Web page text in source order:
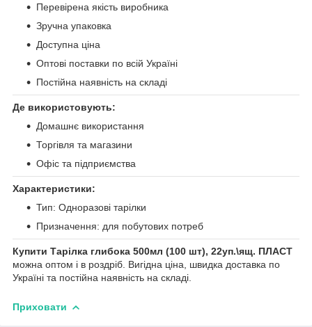
Перевірена якість виробника
Зручна упаковка
Доступна ціна
Оптові поставки по всій Україні
Постійна наявність на складі
Де використовують:
Домашнє використання
Торгівля та магазини
Офіс та підприємства
Характеристики:
Тип: Одноразові тарілки
Призначення: для побутових потреб
Купити Тарілка глибока 500мл (100 шт), 22уп.\ящ. ПЛАСТ
можна оптом і в роздріб. Вигідна ціна, швидка доставка по
Україні та постійна наявність на складі.
Приховати